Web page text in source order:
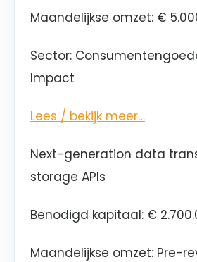
Maandelijkse omzet: €
Sector:
Impact
Lees / bekijk meer…
Next-generation data
storage APIs
Benodigd kapitaal: €
Maandelijkse omzet: Pre-